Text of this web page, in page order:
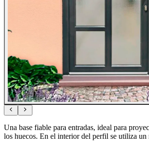
Una base fiable para entradas, ideal para
los huecos. En el interior del perfil se utiliza un